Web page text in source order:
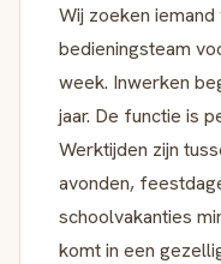
Wij zoeken
bedieningsteam
week. Inwerken
jaar. De functie is
Werktijden zijn
avonden,
schoolvakanties
komt in een